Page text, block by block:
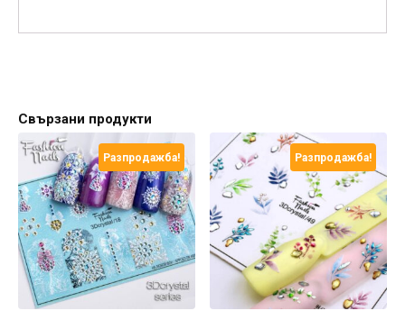
Свързани продукти
Разпродажба! Разпродажба!